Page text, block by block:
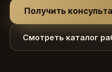
Получить
Смотреть каталог